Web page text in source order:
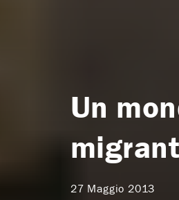
Un
27 Maggio 2013